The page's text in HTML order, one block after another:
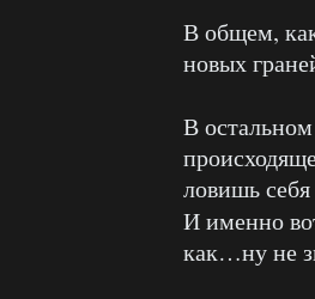
В общем,
новых
В
ловишь
И именно
как…ну не